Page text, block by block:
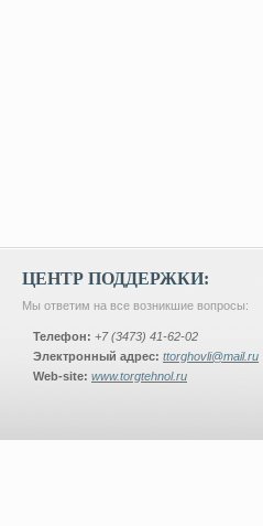
ЦЕНТР ПОДДЕРЖКИ:
Мы ответим на все возникшие вопросы:
Телефон: +7 (3473) 41-62-02
Электронный адрес: ttorghovli@mail.ru
Web-site: www.torgtehnol.ru